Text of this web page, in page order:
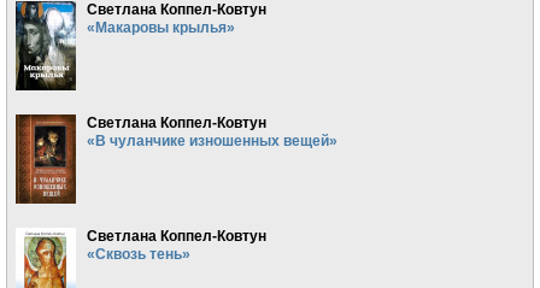
Светлана Коппел-Ковтун
«Макаровы крылья»
Светлана Коппел-Ковтун
«В чуланчике изношенных вещей»
Светлана Коппел-Ковтун
«Сквозь тень»